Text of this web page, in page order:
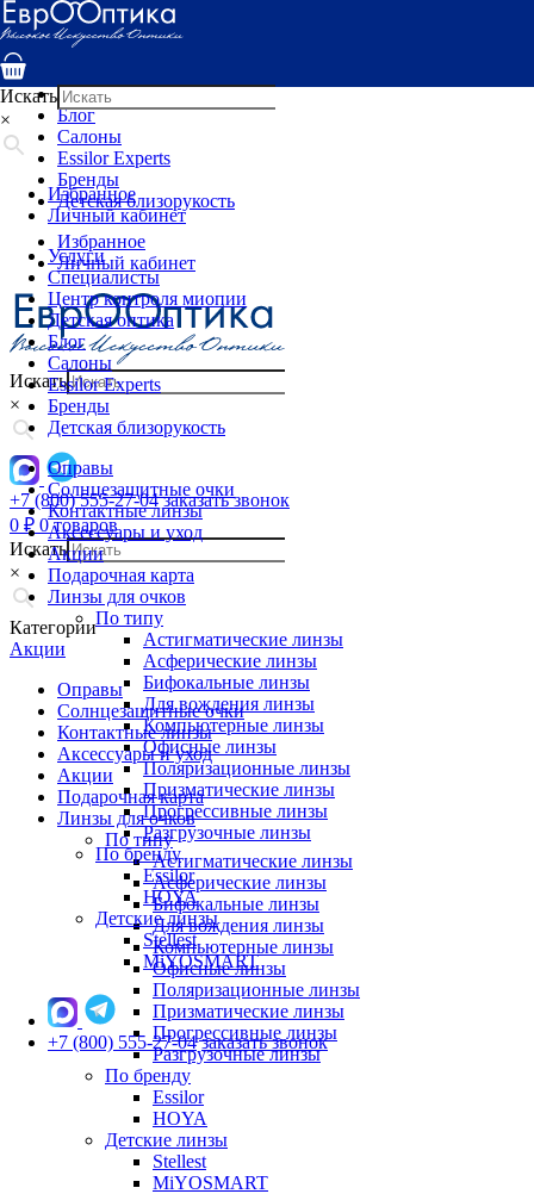
Услуги
Специалисты
Детская оптика
Блог
Салоны
Essilor Experts
Бренды
Детская близорукость
Избранное
Личный кабинет
Искать
×
+7 (800) 555-27-04 заказать звонок
0 ₽ 0 товаров
Искать
×
Категории
Акции
Оправы
Солнцезащитные очки
Контактные линзы
Аксессуары и уход
Акции
Подарочная карта
Линзы для очков
По типу
Астигматические линзы
Асферические линзы
Бифокальные линзы
Для вождения линзы
Компьютерные линзы
Офисные линзы
Поляризационные линзы
Призматические линзы
Прогрессивные линзы
Разгрузочные линзы
По бренду
Essilor
HOYA
Детские линзы
Stellest
MiYOSMART
Искать
×
Избранное
Личный кабинет
Услуги
Специалисты
Центр контроля миопии
Детская оптика
Блог
Салоны
Essilor Experts
Бренды
Детская близорукость
Оправы
Солнцезащитные очки
Контактные линзы
Аксессуары и уход
Акции
Подарочная карта
Линзы для очков
По типу
Астигматические линзы
Асферические линзы
Бифокальные линзы
Для вождения линзы
Компьютерные линзы
Офисные линзы
Поляризационные линзы
Призматические линзы
Прогрессивные линзы
Разгрузочные линзы
По бренду
Essilor
HOYA
Детские линзы
Stellest
MiYOSMART
+7 (800) 555-27-04 заказать звонок